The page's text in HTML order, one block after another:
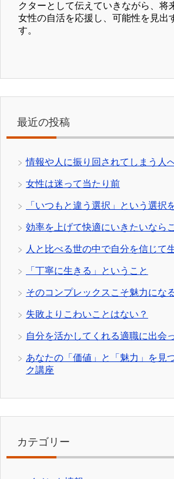
クターとして伝えていきながら、将
女性の自活を応援し、可能性を見出
す。
最近の投稿
情報や人に振り回されてしまう人
女性は迷って当たり前
「いつもと違う選択」という選択
効率を上げて快適にいきたいなら
人と比べる世の中で自分を信じて
「丁寧に生きる」ということ
そのコンプレックスこそ魅力にな
失敗よりこわいことはない？
自分を活かしてくれる適職に出会
あなたの「価値」と「魅力」を見
ク講座
カテゴリー